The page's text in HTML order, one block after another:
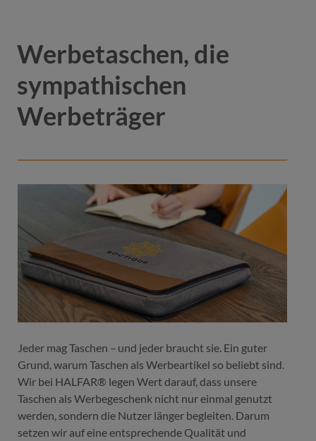
Werbetaschen, die
sympathischen
Werbeträger
Jeder mag Taschen – und jeder braucht sie. Ein guter
Grund, warum Taschen als Werbeartikel so beliebt sind.
Wir bei HALFAR® legen Wert darauf, dass unsere
Taschen als Werbegeschenk nicht nur einmal genutzt
werden, sondern die Nutzer länger begleiten. Darum
setzen wir auf eine entsprechende Qualität und